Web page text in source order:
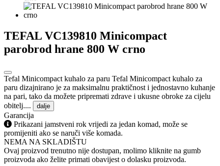
TEFAL VC139810 Minicompact
parobrod hrane 800 W crno
Tefal Minicompact kuhalo za paru Tefal Minicompact kuhalo za
paru dizajnirano je za maksimalnu praktičnost i jednostavno kuhanje
na pari, tako da možete pripremati zdrave i ukusne obroke za cijelu
obitelj....
dalje
Garancija
Prikazani jamstveni rok vrijedi za jedan komad, može se
promijeniti ako se naruči više komada.
NEMA NA SKLADIŠTU
Ovaj proizvod trenutno nije dostupan, molimo kliknite na gumb
proizvoda ako želite primati obavijest o dolasku proizvoda.